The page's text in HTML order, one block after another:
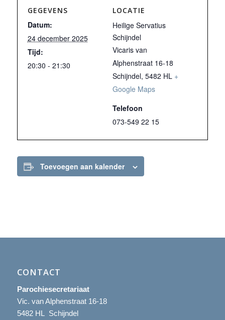
GEGEVENS
Datum:
24 december 2025
Tijd:
20:30 - 21:30
LOCATIE
Heilige Servatius
Schijndel
Vicaris van
Alphenstraat 16-18
Schijndel, 5482 HL +
Google Maps
Telefoon
073-549 22 15
Toevoegen aan kalender
CONTACT
Parochiesecretariaat
Vic. van Alphenstraat 16-18
5482 HL Schijndel